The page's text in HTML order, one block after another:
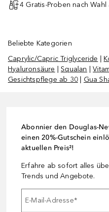
4 Gratis-Proben nach Wahl
Beliebte Kategorien
Caprylic/Capric Triglyceride |
Hyaluronsäure |Squalan |
Gesichtspflege ab 30
Gua
Abonnier den Douglas-
einen 20%-Gutschein
aktuellen Preis²!
Erfahre ab sofort alles
Trends und Angebote.
E-Mail-Adresse*